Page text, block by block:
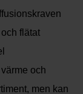
flätat
och
men kan